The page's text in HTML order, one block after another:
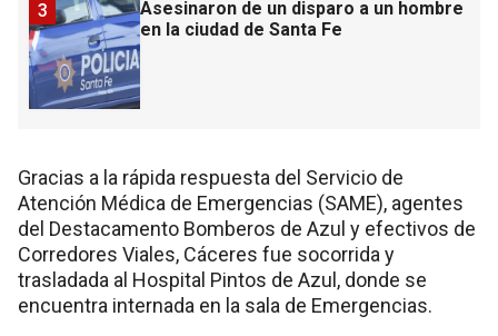
Asesinaron de un disparo a un hombre
en la ciudad de Santa Fe
3
Gracias a la rápida respuesta del Servicio de
Atención Médica de Emergencias (SAME), agentes
del Destacamento Bomberos de Azul y efectivos de
Corredores Viales, Cáceres fue socorrida y
trasladada al Hospital Pintos de Azul, donde se
encuentra internada en la sala de Emergencias.